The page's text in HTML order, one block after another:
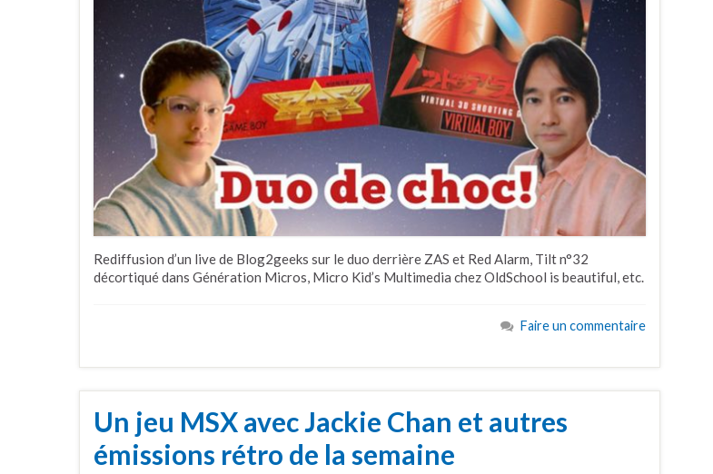
Rediffusion d’un live de Blog2geeks sur le duo derrière ZAS et Red Alarm, Tilt n°32
décortiqué dans Génération Micros, Micro Kid’s Multimedia chez OldSchool is beautiful, etc.
Faire un commentaire
Un jeu MSX avec Jackie Chan et autres
émissions rétro de la semaine